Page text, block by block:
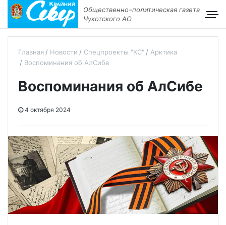
Общественно–политическая газета
Чукотского АО
Главная Новости Спецпроекты "КС"
Арктика
Воспоминания об АлСибе
Воспоминания об АлСибе
4 октября 2024